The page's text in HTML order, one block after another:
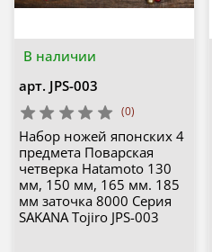
В наличии
арт. JPS-003
(0)
Набор ножей японских 4
предмета Поварская
четверка Hatamoto 130
мм, 150 мм, 165 мм. 185
мм заточка 8000 Серия
SAKANA Tojiro JPS-003